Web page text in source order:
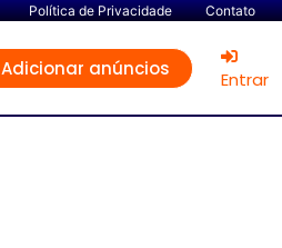
Política de Privacidade Contato
Adicionar anúncios Entrar